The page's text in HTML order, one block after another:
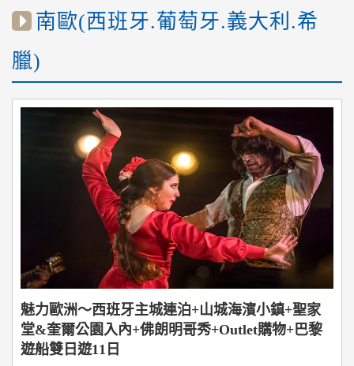
南歐(西班牙.葡萄牙.義大利.希
臘)
魅力歐洲～西班牙主城連泊+山城海濱小鎮+聖家
堂&奎爾公園入內+佛朗明哥秀+Outlet購物+巴黎
遊船雙日遊11日